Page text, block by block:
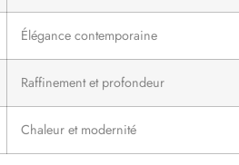
Élégance contemporaine
Raffinement et profondeur
Chaleur et modernité